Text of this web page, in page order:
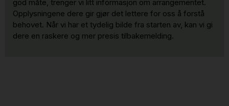
god måte, trenger vi litt informasjon om arrangementet.
Opplysningene dere gir gjør det lettere for oss å forstå
behovet. Når vi har et tydelig bilde fra starten av, kan vi gi
dere en raskere og mer presis tilbakemelding.